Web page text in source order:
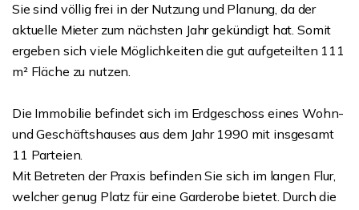
Sie sind völlig frei in der Nutzung und Planung, da der
aktuelle Mieter zum nächsten Jahr gekündigt hat. Somit
ergeben sich viele Möglichkeiten die gut aufgeteilten 111
m² Fläche zu nutzen.
Die Immobilie befindet sich im Erdgeschoss eines Wohn-
und Geschäftshauses aus dem Jahr 1990 mit insgesamt
11 Parteien.
Mit Betreten der Praxis befinden Sie sich im langen Flur,
welcher genug Platz für eine Garderobe bietet. Durch die